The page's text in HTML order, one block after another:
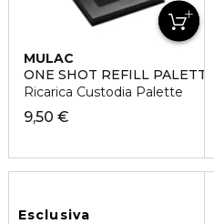
MULAC
ONE SHOT REFILL PALETTE
Ricarica Custodia Palette
9,50 €
Esclusiva